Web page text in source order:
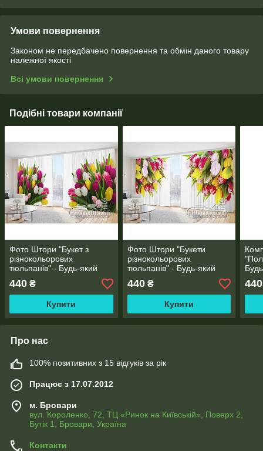
Умови повернення
Законом не передбачено повернення та обмін даного товару
належної якості
Всі умови повернення
Подібні товари компанії
Фото Штори "Букет з
різнокольорових
тюльпанів" - Будь-який
440 ₴
Купити
Фото Штори "Букети
різнокольорових
тюльпанів" - Будь-який
440₴
Купити
440
Про нас
100% позитивних з 15 відгуків за рік
Працює з 17.07.2012
м. Бровари
вул. Короленко, 72, ТЦ «Ринок на Київській», Поверх 2,
Бутік 1, Бровари, Україна
Контакти